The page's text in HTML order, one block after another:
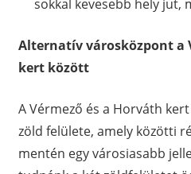
sokkal kevesebb hely jut,
Alternatív városközpont a
kert között
A Vérmező és a Horváth
zöld felülete, amely közötti
mentén egy városiasabb